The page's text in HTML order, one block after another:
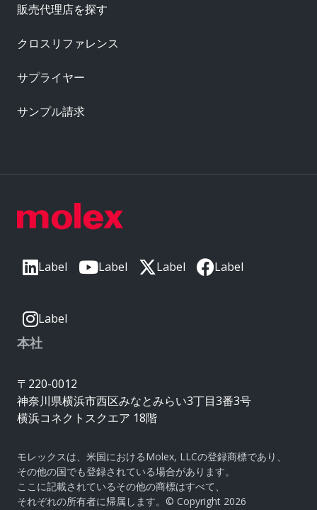
Label Label Label Label
Label
本社
〒220-0012
神奈川県横浜市西区みなとみらい3丁目3番3号
横浜コネクトスクエア 18階
モレックスは、米国におけるMolex, LLCの登録商標であり、
その他の国でも登録されている場合があります。
ここに記載されているその他の商標はすべて、
それぞれの所有者に帰属します。© Copyright 2026
販売代理店を探す
クロスリファレンス
サプライヤー
サンプル請求